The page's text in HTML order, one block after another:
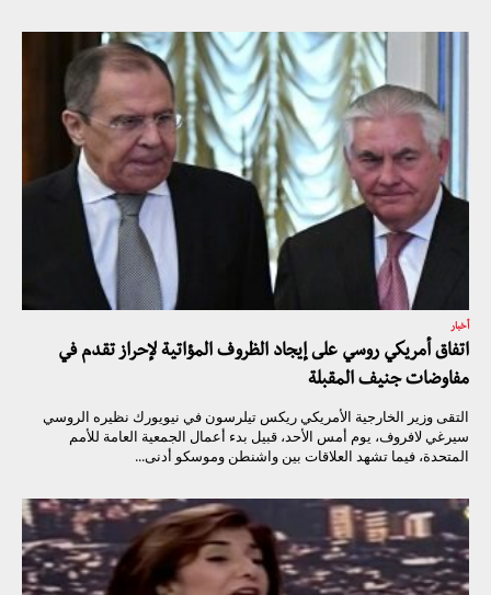
أخبار
اتفاق أمريكي روسي على إيجاد الظروف المؤاتية لإحراز تقدم في
مفاوضات جنيف المقبلة
التقى وزير الخارجية الأمريكي ريكس تيلرسون في نيويورك نظيره الروسي
سيرغي لافروف، يوم أمس الأحد، قبيل بدء أعمال الجمعية العامة للأمم
المتحدة، فيما تشهد العلاقات بين واشنطن وموسكو أدنى...